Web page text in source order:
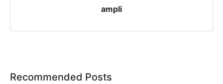
ampli
Recommended Posts